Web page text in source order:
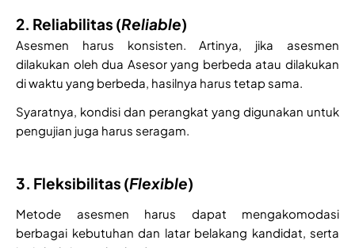
2. Reliabilitas (Reliable)
Asesmen harus konsisten. Artinya, jika asesmen
dilakukan oleh dua Asesor yang berbeda atau dilakukan
di waktu yang berbeda, hasilnya harus tetap sama.
Syaratnya, kondisi dan perangkat yang digunakan untuk
pengujian juga harus seragam.
3. Fleksibilitas (Flexible)
Metode asesmen harus dapat mengakomodasi
berbagai kebutuhan dan latar belakang kandidat, serta